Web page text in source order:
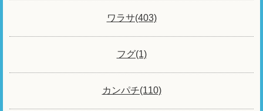
ワラサ(403)
フグ(1)
カンパチ(110)